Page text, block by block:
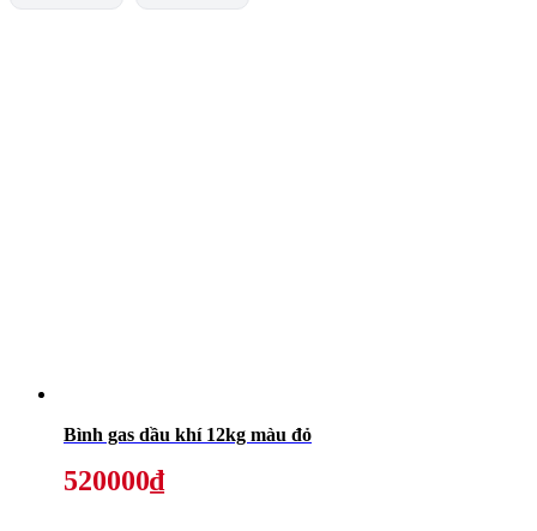
Bình gas dầu khí 12kg màu đỏ
520000₫